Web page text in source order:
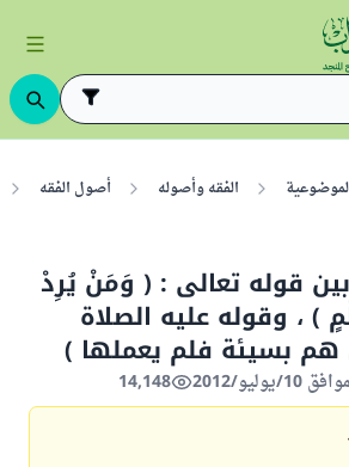
الفقه وأصوله أصول الفقه
قوله تعالى : ( وَمَنْ يُرِدْ
) ، وقوله عليه الصلاة
هم بسيئة فلم يعملها )
14,148